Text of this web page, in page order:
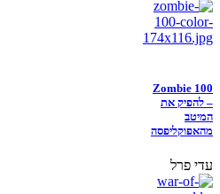
Zombie 100
– להפיק את
המיטב
מהאפוקליפסה
עדי פרל